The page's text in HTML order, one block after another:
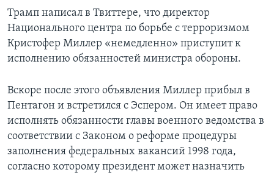
Трамп написал в Твиттере, что директор
Национального центра по борьбе с терроризмом
Кристофер Миллер «немедленно» приступит к
исполнению обязанностей министра обороны.
Вскоре после этого объявления Миллер прибыл в
Пентагон и встретился с Эспером. Он имеет право
исполнять обязанности главы военного ведомства в
соответствии с Законом о реформе процедуры
заполнения федеральных вакансий 1998 года,
согласно которому президент может назначить